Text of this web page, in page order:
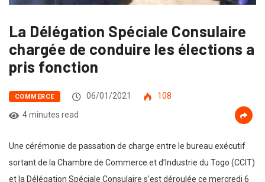
La Délégation Spéciale Consulaire
chargée de conduire les élections a
pris fonction
COMMERCE 06/01/2021
108
4 minutes read
Une cérémonie de passation de charge entre le bureau exécutif
sortant de la Chambre de Commerce et d’Industrie du Togo (CCIT)
et la Délégation Spéciale Consulaire s’est déroulée ce mercredi 6